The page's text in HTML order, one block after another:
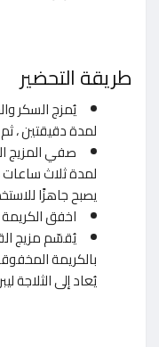
طريقة التحضير
يُمزج السكر
لمدة دقيقتين ،
صفي المزيج
لمدة ثلاث ساعات
يصبح جاهزًا
اخفق
يُقسّم مزيج
بالكريمة
يُعاد إلى الثلاجة